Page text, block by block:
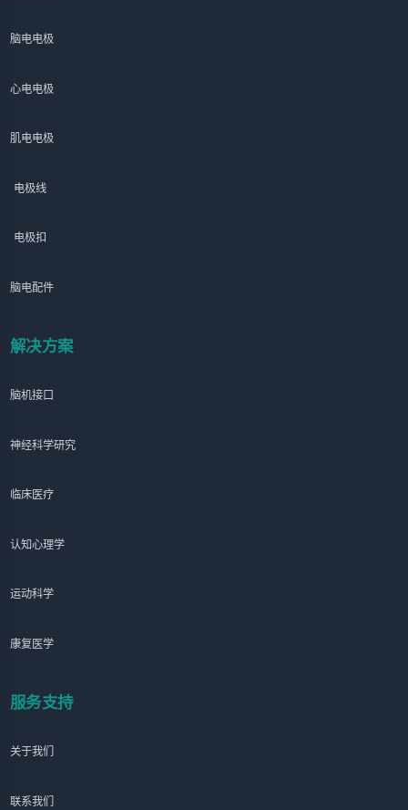
脑电电极
心电电极
肌电电极
电极线
电极扣
脑电配件
解决方案
脑机接口
神经科学研究
临床医疗
认知心理学
运动科学
康复医学
服务支持
关于我们
联系我们